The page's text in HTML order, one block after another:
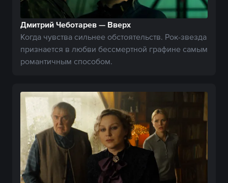
Дмитрий Чеботарев — Вверх
Когда чувства сильнее обстоятельств. Рок-звезда
признается в любви бессмертной графине самым
романтичным способом.